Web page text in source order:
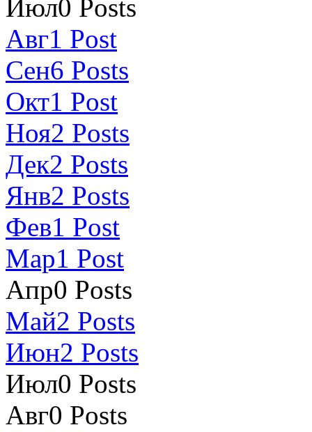
Июл0 Posts
Авг1 Post
Сен6 Posts
Окт1 Post
Ноя2 Posts
Дек2 Posts
Янв2 Posts
Фев1 Post
Мар1 Post
Апр0 Posts
Май2 Posts
Июн2 Posts
Июл0 Posts
Авг0 Posts